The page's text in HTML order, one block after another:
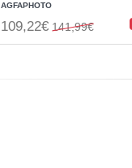
AGFAPHOTO
109,22€ 141,99€